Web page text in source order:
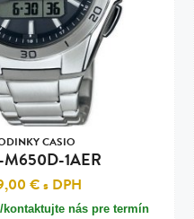
oceľ, silikón,
perla
oceľ, silikón,
CASIO
1AER
€s DPH
kontaktujte nás pre termín